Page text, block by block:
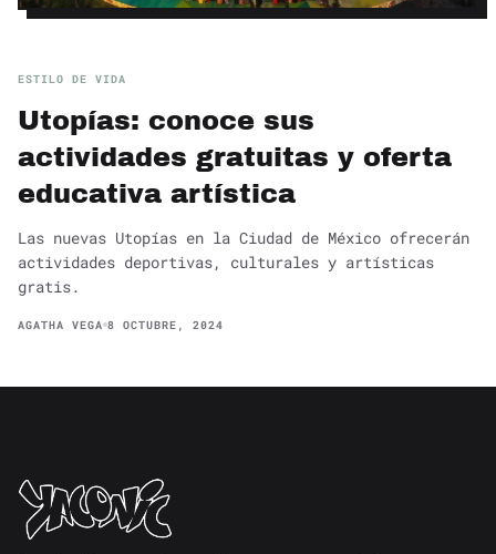
ESTILO DE VIDA
Utopías: conoce sus
actividades gratuitas y oferta
educativa artística
Las nuevas Utopías en la Ciudad de México ofrecerán
actividades deportivas, culturales y artísticas
gratis.
AGATHA VEGA 8 OCTUBRE, 2024